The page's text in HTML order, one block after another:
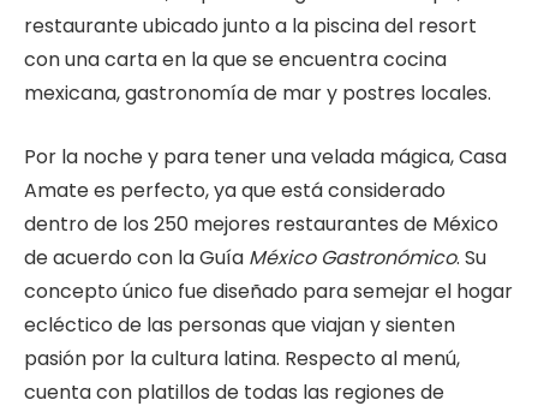
restaurante ubicado junto a la piscina del resort
con una carta en la que se encuentra cocina
mexicana, gastronomía de mar y postres locales.
Por la noche y para tener una velada mágica, Casa
Amate es perfecto, ya que está considerado
dentro de los 250 mejores restaurantes de México
de acuerdo con la Guía México Gastronómico. Su
concepto único fue diseñado para semejar el hogar
ecléctico de las personas que viajan y sienten
pasión por la cultura latina. Respecto al menú,
cuenta con platillos de todas las regiones de